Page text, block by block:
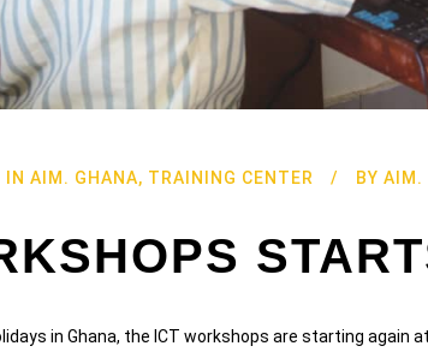
IN AIM. GHANA, TRAINING CENTER BY AIM.
in Ghana, the ICT workshops are starting again